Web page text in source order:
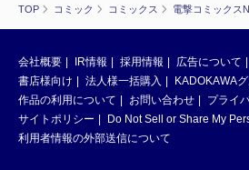
TOP コミック コミックス 電撃コミックス
会社概要 IR情報 採用情報 広告について
書店様向け
法人様一括購入
KADOKAWA
作品の利用について
お問い合わせ
プライ
サイトポリシー
Do Not Sell or Share My
利用者情報の外部送信について